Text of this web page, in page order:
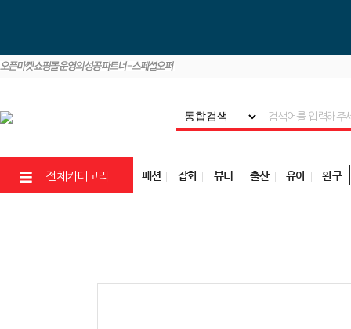
전체카테고리 패션 잡화 뷰티 출산 유아 완구